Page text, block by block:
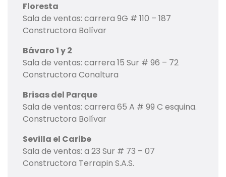
Floresta
Sala de ventas: carrera 9G # 110 – 187
Constructora Bolívar
Bávaro 1 y 2
Sala de ventas: carrera 15 Sur # 96 – 72
Constructora Conaltura
Brisas del Parque
Sala de ventas: carrera 65 A # 99 C esquina.
Constructora Bolívar
Sevilla el Caribe
Sala de ventas: a 23 Sur # 73 – 07
Constructora Terrapin S.A.S.